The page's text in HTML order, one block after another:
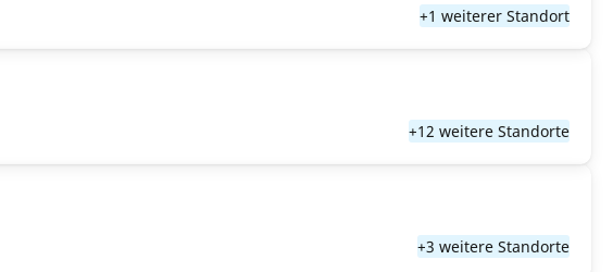
+1 weiterer Standort
+12 weitere Standorte
+3 weitere Standorte